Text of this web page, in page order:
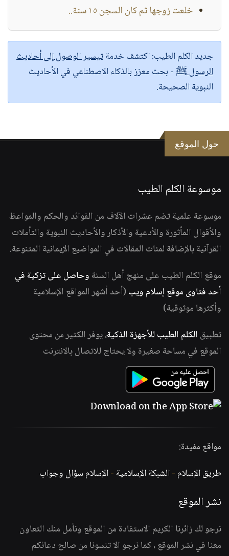
خلعت زوجها ثم كان السجن ١٥ سنة..
جديد الكلم الطيب:اكتشف خدمةتيسير الوصول إلى أحاديث
الرسول ﷺ - بحث معزز بالذكاء الاصطناعي في الأحاديث
النبوية الصحيحة.
حول الموقع
موسوعة الكلم الطيب
موسوعة علمية تضم عشرات الآلاف من الفوائد والحكم والمواعظ
والأقوال المأثورة والأدعية والأذكار والأحاديث النبوية والتأملات
القرآنية بالإضافة لمئات المقالات في المواضيع الإيمانية المتنوعة.
موقع الكلم الطيب على منهج أهل السنة وحاصل على تزكية في
أحد فتاوى موقع إسلام ويب (أحد أشهر المواقع الإسلامية
وأكثرها موثوقية)
تطبيق الكلم الطيب للأجهزة الذكية، يوفر الكثير من محتوى
الموقع في مساحة صغيرة ولا يحتاج للاتصال بالانترنت
مواقع مفيدة:
طريق الإسلام -الشبكة الإسلامية -الإسلام سؤال وجواب
نشر الموقع
نرجو لك زائرنا الكريم الاستفادة من الموقع ونأمل منك التعاون
معنا في نشر الموقع ، كما نرجو الا تنسونا من صالح دعائكم